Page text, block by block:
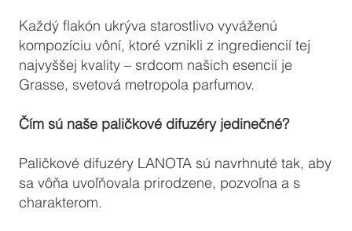
Každý flakón ukrýva starostlivo vyváženú
kompozíciu vôní, ktoré vznikli z ingrediencií tej
najvyššej kvality – srdcom našich esencií je
Grasse, svetová metropola parfumov.
Čím sú naše paličkové difuzéry jedinečné?
Paličkové difuzéry LANOTA sú navrhnuté tak, aby
sa vôňa uvoľňovala prirodzene, pozvoľna a s
charakterom.